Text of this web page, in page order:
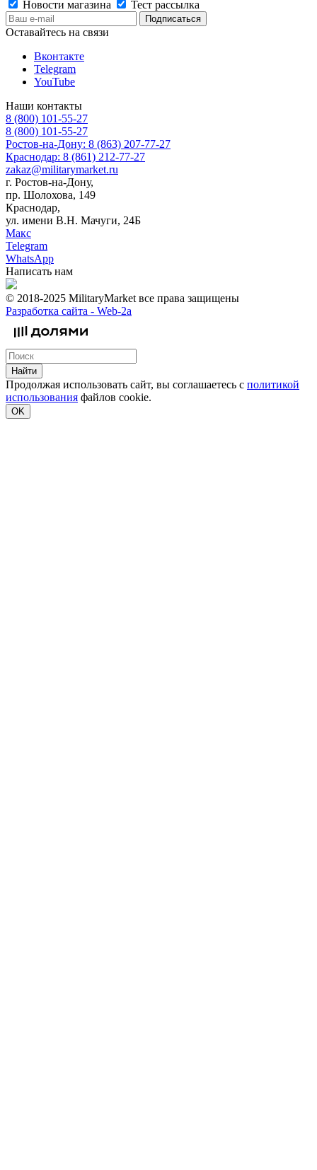
Новости магазина Тест рассылка
Оставайтесь на связи
Вконтакте
Telegram
YouTube
Наши контакты
8 (800) 101-55-27
8 (800) 101-55-27
Ростов-на-Дону: 8 (863) 207-77-27
Краснодар: 8 (861) 212-77-27
zakaz@militarymarket.ru
г. Ростов-на-Дону,
пр. Шолохова, 149
Краснодар,
ул. имени В.Н. Мачуги, 24Б
Макс
Telegram
WhatsApp
Написать нам
© 2018-2025 MilitaryMarket все права защищены
Разработка сайта - Web-2a
Найти
Продолжая использовать сайт, вы соглашаетесь с политикой
использования файлов cookie.
OK